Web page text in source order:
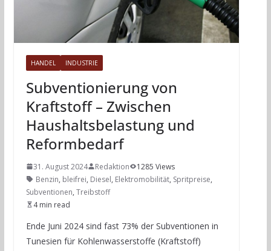
HANDEL INDUSTRIE
Subventionierung von
Kraftstoff – Zwischen
Haushaltsbelastung und
Reformbedarf
31. August 2024 Redaktion
1285 Views
Benzin, bleifrei, Diesel, Elektromobilität, Spritpreise,
Subventionen, Treibstoff
4 min read
Ende Juni 2024 sind fast 73% der Subventionen in
Tunesien für Kohlenwasserstoffe (Kraftstoff)